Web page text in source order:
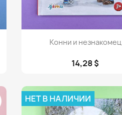
Просмотр
Конни и незнакомец
14,28 $
НЕТ В НАЛИЧИИ